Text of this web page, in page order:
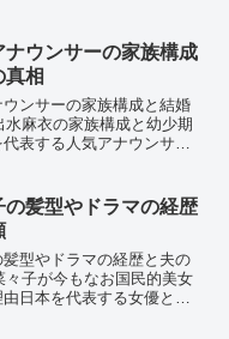
を兼ね備えた姿は、多く
て憧...
ナウンサーの家族構成
真相
ンサーの家族構成と結婚
水麻衣の家族構成と幼少期
表する人気アナウンサー
的で洗練された語り口と
笑顔で...
の髪型やドラマの経歴
型やドラマの経歴と夫の
々子が今もなお国民的美女
日本を代表する女優とし